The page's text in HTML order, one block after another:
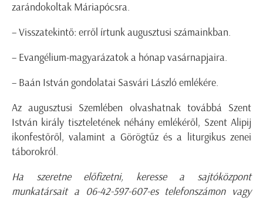
zarándokoltak Máriapócsra.
– Visszatekintő: erről írtunk augusztusi számainkban.
– Evangélium-magyarázatok a hónap vasárnapjaira.
– Baán István gondolatai Sasvári László emlékére.
Az augusztusi Szemlében olvashatnak továbbá Szent
István király tiszteletének néhány emlékéről, Szent Alipij
ikonfestőről, valamint a Görögtűz és a liturgikus zenei
táborokról.
Ha szeretne előfizetni, keresse a sajtóközpont
munkatársait a 06-42-597-607-es telefonszámon vagy